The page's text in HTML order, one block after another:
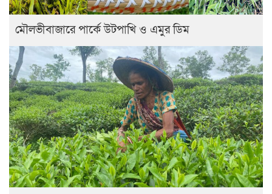
মৌলভীবাজারে পার্কে উটপাখি ও এমুর ডিম